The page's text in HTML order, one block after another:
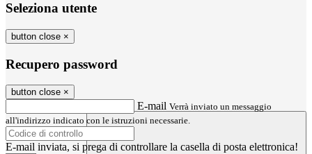
Seleziona utente
button close ×
Recupero password
button close ×
E-mail Verrà inviato un messaggio
all'indirizzo indicato con le istruzioni necessarie.
E-mail inviata, si prega di controllare la casella di posta elettronica!